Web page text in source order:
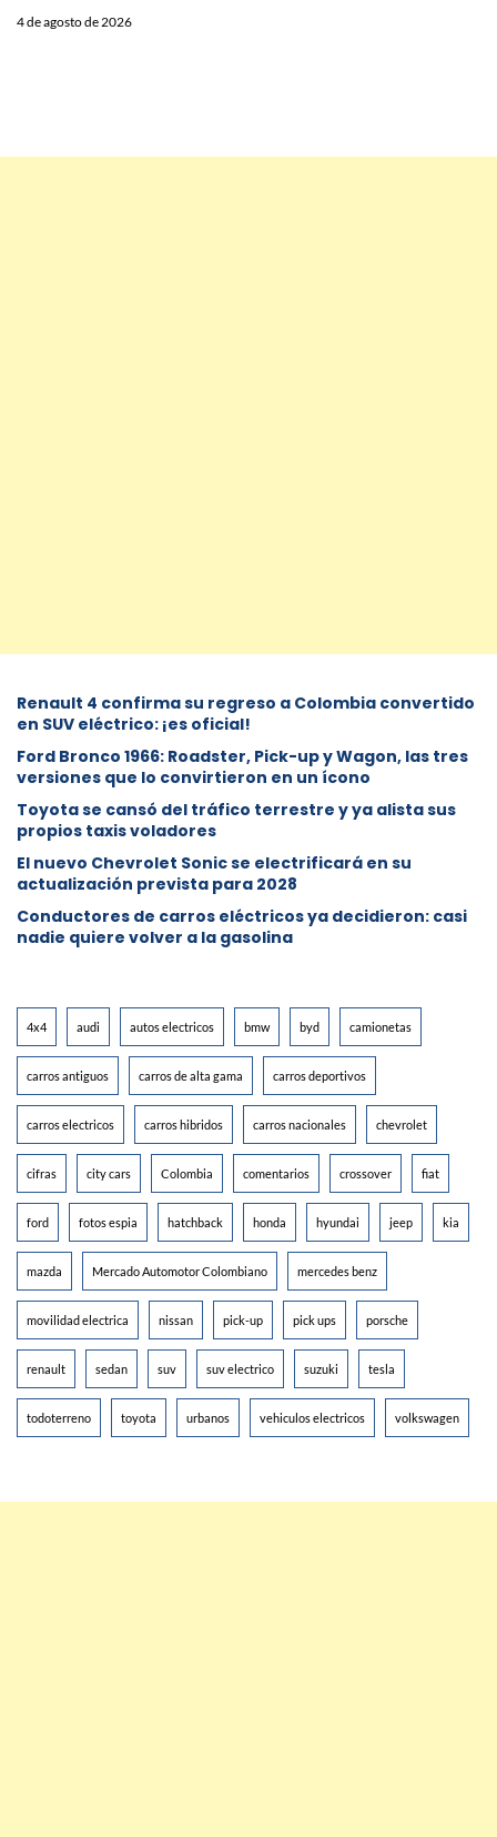
4 de agosto de 2026
Renault 4 confirma su regreso a Colombia convertido
en SUV eléctrico: ¡es oficial!
Ford Bronco 1966: Roadster, Pick-up y Wagon, las tres
versiones que lo convirtieron en un ícono
Toyota se cansó del tráfico terrestre y ya alista sus
propios taxis voladores
El nuevo Chevrolet Sonic se electrificará en su
actualización prevista para 2028
Conductores de carros eléctricos ya decidieron: casi
nadie quiere volver a la gasolina
4x4 audi autos electricos bmw byd camionetas
carros antiguos carros de alta gama carros deportivos
carros electricos carros hibridos carros nacionales chevrolet
cifras city cars Colombia comentarios crossover fiat
ford fotos espia hatchback honda hyundai jeep kia
mazda Mercado Automotor Colombiano mercedes benz
movilidad electrica nissan pick-up pick ups porsche
renault sedan suv suv electrico suzuki tesla
todoterreno toyota urbanos vehiculos electricos volkswagen